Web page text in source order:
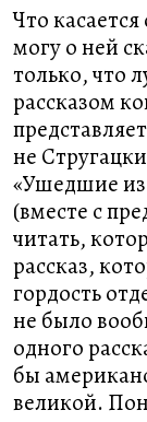
Что
могу о ней
только, что
рассказом
не
«Ушедшие
(вместе с
читать,
рассказ,
гордость
не было
одного
бы
великой.